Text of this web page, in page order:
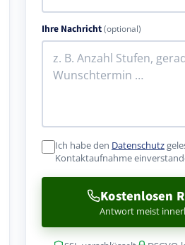
Ihre Nachricht(optional)
Ich habe den Datenschutz
Kontaktaufnahme
Kostenlosen
Antwort meist